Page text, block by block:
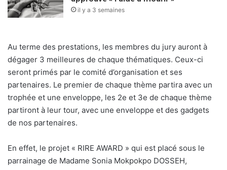
il y a 3 semaines
Au terme des prestations, les membres du jury auront à
dégager 3 meilleures de chaque thématiques. Ceux-ci
seront primés par le comité d’organisation et ses
partenaires. Le premier de chaque thème partira avec un
trophée et une enveloppe, les 2e et 3e de chaque thème
partiront à leur tour, avec une enveloppe et des gadgets
de nos partenaires.
En effet, le projet « RIRE AWARD » qui est placé sous le
parrainage de Madame Sonia Mokpokpo DOSSEH,